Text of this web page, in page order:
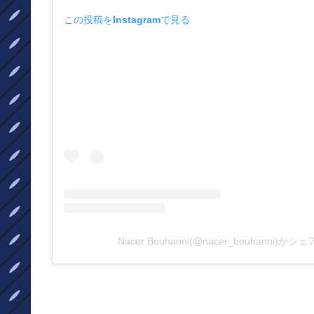
この投稿をInstagramで見る
Nacer Bouhanni(@nacer_bouhanni)がシェ